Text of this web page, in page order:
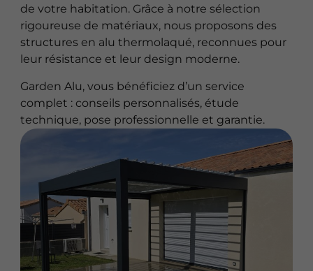
de votre habitation. Grâce à notre sélection
rigoureuse de matériaux, nous proposons des
structures en alu thermolaqué, reconnues pour
leur résistance et leur design moderne.
Garden Alu, vous bénéficiez d’un service
complet : conseils personnalisés, étude
technique, pose professionnelle et garantie.